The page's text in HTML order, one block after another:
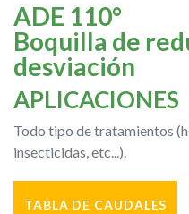
ADE 110°
Boquilla de
desviación
APLICACIONES
Todo tipo de tratamientos
insecticidas, etc...).
TABLA DE CAUDALES